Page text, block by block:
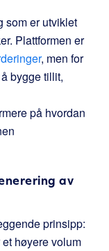
som er utviklet
Plattformen er
, men for
bygge tillit,
på hvordan
av
prinsipp:
høyere volum